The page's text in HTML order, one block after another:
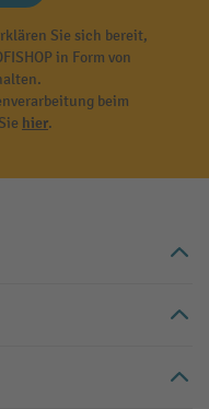
Sie sich bereit,
in Form von
beim
hier.